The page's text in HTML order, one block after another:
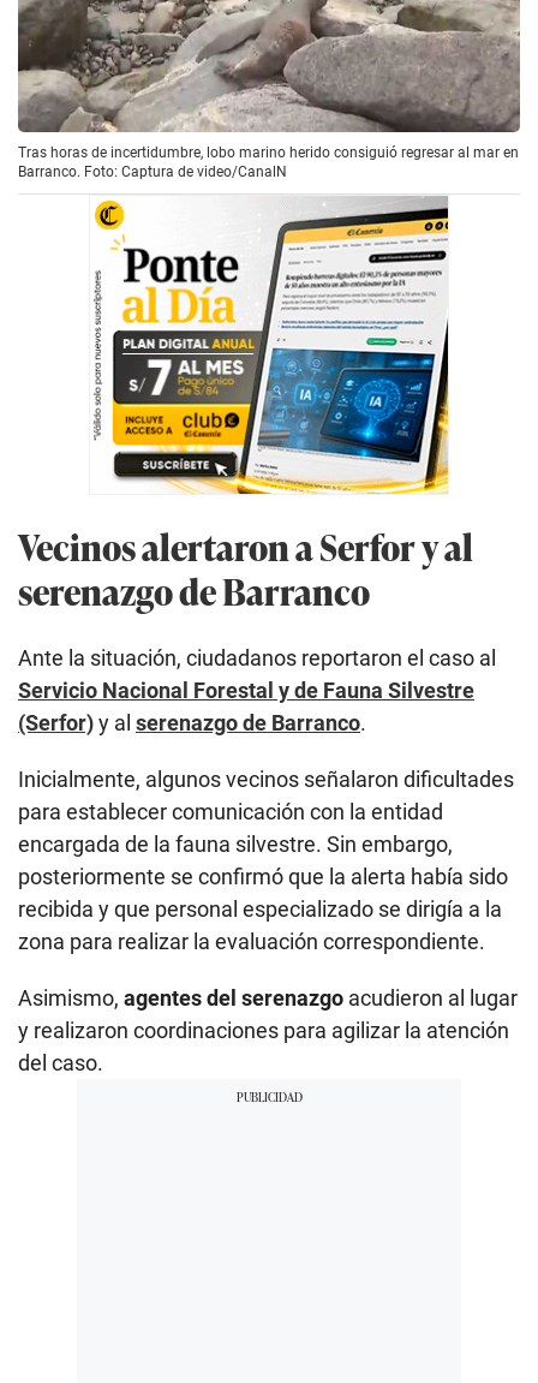
Tras horas de incertidumbre, lobo marino herido consiguió regresar al mar en
Barranco. Foto: Captura de video/CanalN
Vecinos alertaron a Serfor y al
serenazgo de Barranco
Ante la situación, ciudadanos reportaron el caso al
Servicio Nacional Forestal y de Fauna Silvestre
(Serfor)y al serenazgo de Barranco.
Inicialmente, algunos vecinos señalaron dificultades
para establecer comunicación con la entidad
encargada de la fauna silvestre. Sin embargo,
posteriormente se confirmó que la alerta había sido
recibida y que personal especializado se dirigía a la
zona para realizar la evaluación correspondiente.
Asimismo, agentes del serenazgo acudieron al lugar
y realizaron coordinaciones para agilizar la atención
del caso.